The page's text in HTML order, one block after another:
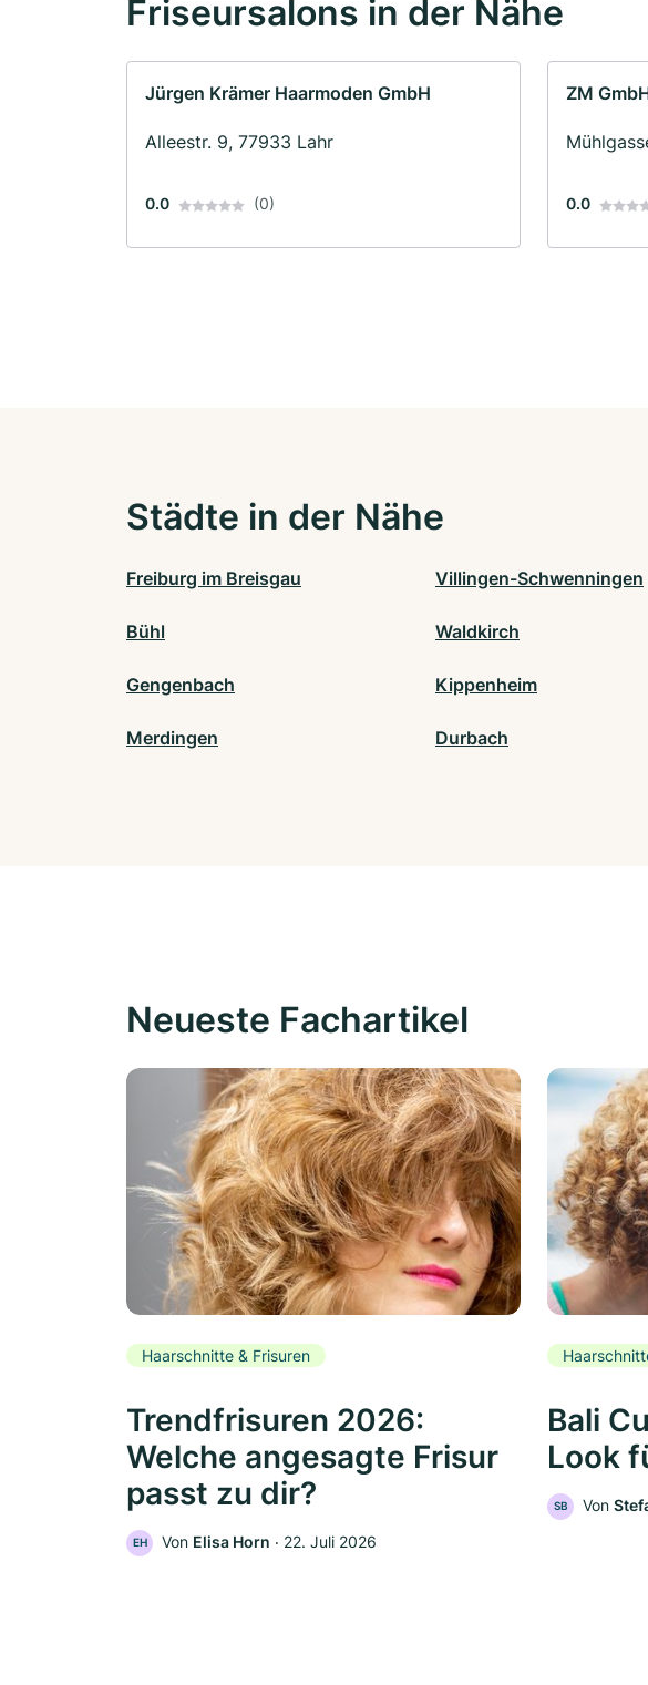
Friseursalons in der Nähe
Jürgen Krämer Haarmoden GmbH
Alleestr. 9, 77933 Lahr
0.0 (0)
ZM
0.0
Städte in der Nähe
Freiburg im Breisgau Villingen-Schwenningen
Bühl Waldkirch
Gengenbach Kippenheim
Merdingen Durbach
Neueste Fachartikel
Haarschnitte & Frisuren
Trendfrisuren 2026:
Welche angesagte Frisur
passt zu dir?
EH Von Elisa Horn ‧ 22. Juli 2026
Bali
Look
SB Von